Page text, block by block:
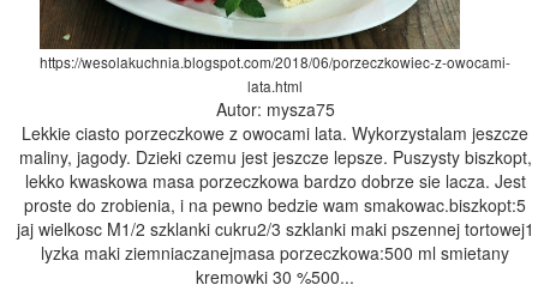
https://wesolakuchnia.blogspot.com/2018/06/porzeczkowiec-z-owocami-
lata.html
Autor: mysza75
Lekkie ciasto porzeczkowe z owocami lata. Wykorzystalam jeszcze
maliny, jagody. Dzieki czemu jest jeszcze lepsze. Puszysty biszkopt,
lekko kwaskowa masa porzeczkowa bardzo dobrze sie lacza. Jest
proste do zrobienia, i na pewno bedzie wam smakowac.biszkopt:5
jaj wielkosc M1/2 szklanki cukru2/3 szklanki maki pszennej tortowej1
lyzka maki ziemniaczanejmasa porzeczkowa:500 ml smietany
kremowki 30 %500...